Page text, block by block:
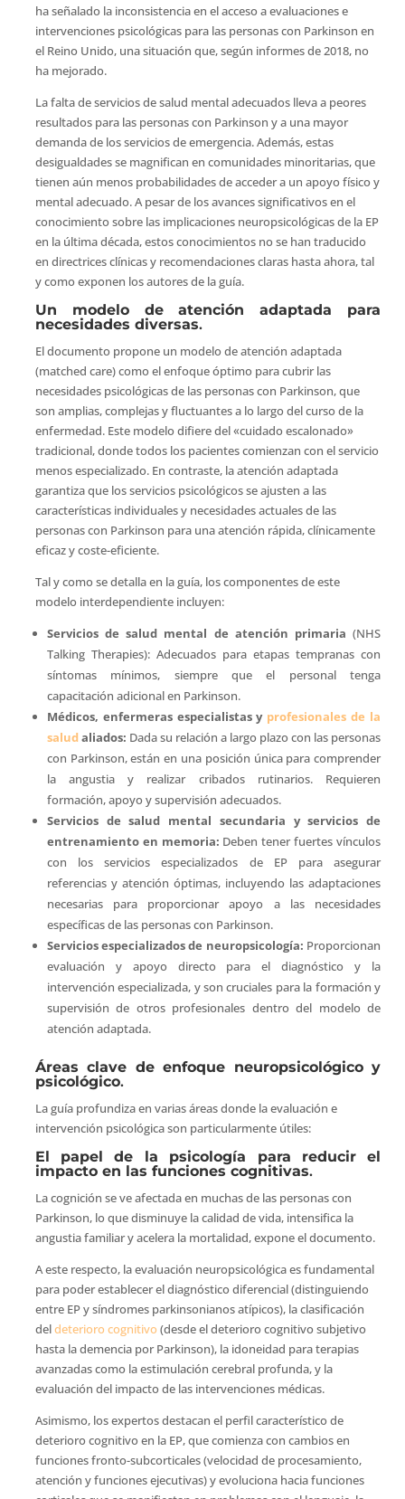
ha señalado la inconsistencia en el acceso a evaluaciones e
intervenciones psicológicas para las personas con Parkinson en
el Reino Unido, una situación que, según informes de 2018, no
ha mejorado.
La falta de servicios de salud mental adecuados lleva a peores
resultados para las personas con Parkinson y a una mayor
demanda de los servicios de emergencia. Además, estas
desigualdades se magnifican en comunidades minoritarias, que
tienen aún menos probabilidades de acceder a un apoyo físico y
mental adecuado. A pesar de los avances significativos en el
conocimiento sobre las implicaciones neuropsicológicas de la EP
en la última década, estos conocimientos no se han traducido
en directrices clínicas y recomendaciones claras hasta ahora, tal
y como exponen los autores de la guía.
Un modelo de atención adaptada para
necesidades diversas.
El documento propone un modelo de atención adaptada
(matched care) como el enfoque óptimo para cubrir las
necesidades psicológicas de las personas con Parkinson, que
son amplias, complejas y fluctuantes a lo largo del curso de la
enfermedad. Este modelo difiere del «cuidado escalonado»
tradicional, donde todos los pacientes comienzan con el servicio
menos especializado. En contraste, la atención adaptada
garantiza que los servicios psicológicos se ajusten a las
características individuales y necesidades actuales de las
personas con Parkinson para una atención rápida, clínicamente
eficaz y coste-eficiente.
Tal y como se detalla en la guía, los componentes de este
modelo interdependiente incluyen:
Servicios de salud mental de atención primaria(NHS
Talking Therapies): Adecuados para etapas tempranas con
síntomas mínimos, siempre que el personal tenga
capacitación adicional en Parkinson.
Médicos, enfermeras especialistas y profesionales de la
saludaliados: Dada su relación a largo plazo con las personas
con Parkinson, están en una posición única para comprender
la angustia y realizar cribados rutinarios. Requieren
formación, apoyo y supervisión adecuados.
Servicios de salud mental secundaria y servicios de
entrenamiento en memoria: Deben tener fuertes vínculos
con los servicios especializados de EP para asegurar
referencias y atención óptimas, incluyendo las adaptaciones
necesarias para proporcionar apoyo a las necesidades
específicas de las personas con Parkinson.
Servicios especializados de neuropsicología: Proporcionan
evaluación y apoyo directo para el diagnóstico y la
intervención especializada, y son cruciales para la formación y
supervisión de otros profesionales dentro del modelo de
atención adaptada.
Áreas clave de enfoque neuropsicológico y
psicológico.
La guía profundiza en varias áreas donde la evaluación e
intervención psicológica son particularmente útiles:
El papel de la psicología para reducir el
impacto en las funciones cognitivas.
La cognición se ve afectada en muchas de las personas con
Parkinson, lo que disminuye la calidad de vida, intensifica la
angustia familiar y acelera la mortalidad, expone el documento.
A este respecto, la evaluación neuropsicológica es fundamental
para poder establecer el diagnóstico diferencial (distinguiendo
entre EP y síndromes parkinsonianos atípicos), la clasificación
deldeterioro cognitivo (desde el deterioro cognitivo subjetivo
hasta la demencia por Parkinson), la idoneidad para terapias
avanzadas como la estimulación cerebral profunda, y la
evaluación del impacto de las intervenciones médicas.
Asimismo, los expertos destacan el perfil característico de
deterioro cognitivo en la EP, que comienza con cambios en
funciones fronto-subcorticales (velocidad de procesamiento,
atención y funciones ejecutivas) y evoluciona hacia funciones